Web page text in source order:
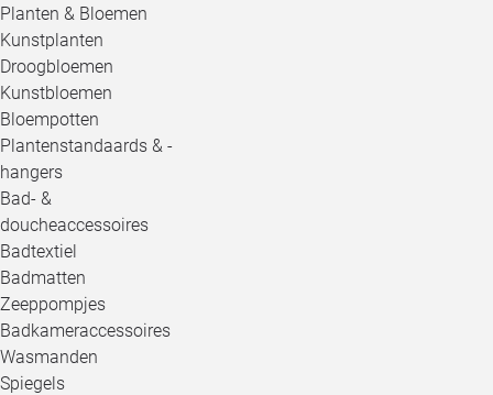
Planten & Bloemen
Kunstplanten
Droogbloemen
Kunstbloemen
Bloempotten
Plantenstandaards & -
hangers
Bad- &
doucheaccessoires
Badtextiel
Badmatten
Zeeppompjes
Badkameraccessoires
Wasmanden
Spiegels